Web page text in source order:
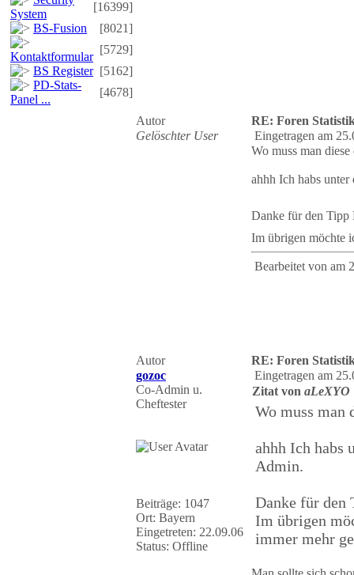
System
[16399]
BS-Fusion
[8021]
Kontaktformular
[5729]
BS Register [5162]
PD-Stats-
Panel ...
[4678]
Autor
RE: Foren
Gelöschter User
Eingetragen am
Wo muss man
ahhh Ich habs
Danke für den
Im übrigen möchte
Bearbeitet von am
Autor
RE: Foren
gozoc
Co-Admin u.
Cheftester
Beiträge: 1047
Ort: Bayern
Eingetreten: 22.09.06
Status: Offline
Eingetragen am
Zitat von aLeXYO
Wo muss man
ahhh Ich habs
Admin.
Danke für den
Im übrigen
immer mehr